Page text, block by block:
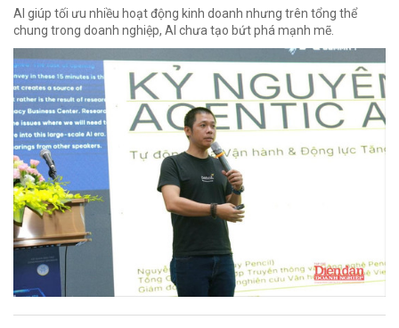
AI giúp tối ưu nhiều hoạt động kinh doanh nhưng trên tổng thể
chung trong doanh nghiệp, AI chưa tạo bứt phá mạnh mẽ.